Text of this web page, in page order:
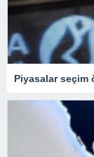
Piyasalar seçim